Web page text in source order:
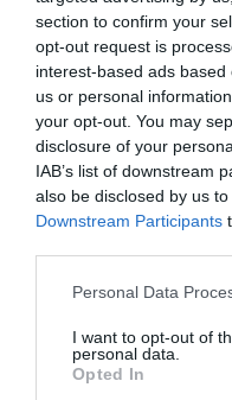
section to confirm your
opt-out request is
interest-based ads
us or personal
your opt-out. You may
disclosure of your
IAB’s list of downstream
also be disclosed by us
Downstream Participants
Please note that this
not limited to your visit or
grant or deny consent to
use your data for below
Personal Data
I want to opt-out of
personal data.
Opted In
Címkék:
terhes pocak
Korábbi
HASONLÓ